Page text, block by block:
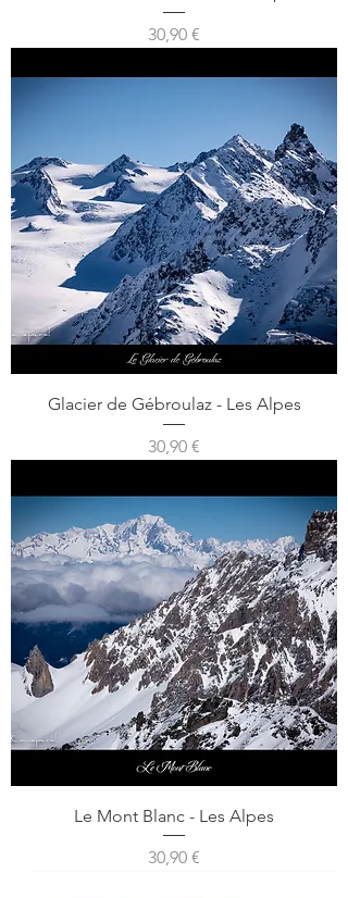
Prix
30,90 €
Glacier de Gébroulaz - Les Alpes
Prix
30,90 €
Le Mont Blanc - Les Alpes
Prix
30,90 €